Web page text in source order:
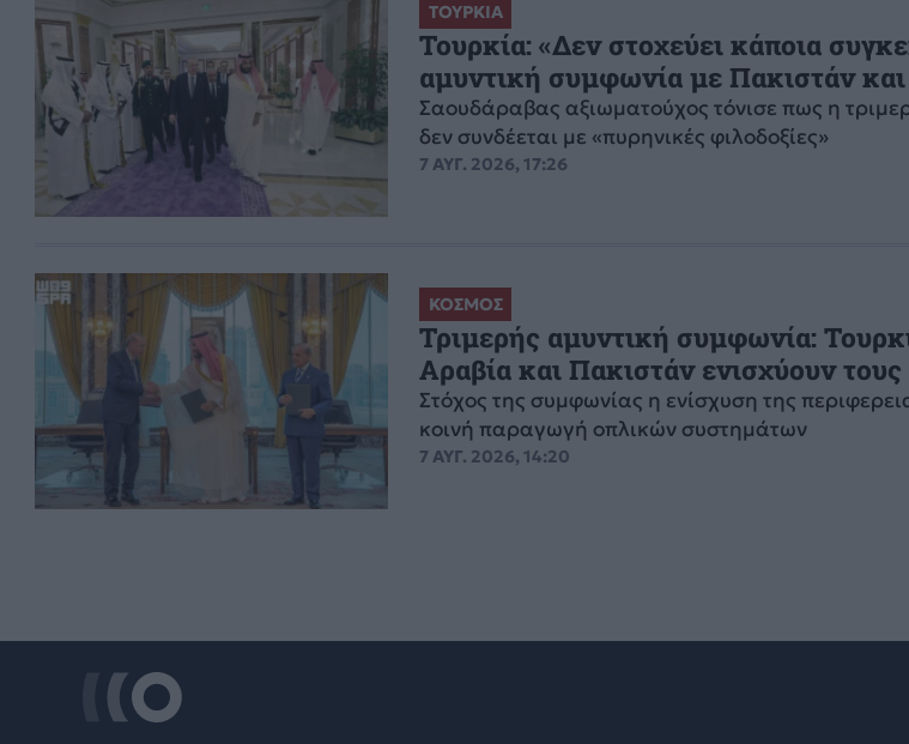
ΤΟΥΡΚΙΑ
Τουρκία: «Δεν στοχεύει κάποια
αμυντική συμφωνία με Πακιστάν
Σαουδάραβας αξιωματούχος τόνισε πως η
δεν συνδέεται με «πυρηνικές φιλοδοξίες»
7 ΑΥΓ. 2026, 17:26
ΚΟΣΜΟΣ
Τριμερής αμυντική συμφωνία:
Αραβία και Πακιστάν ενισχύουν
Στόχος της συμφωνίας η ενίσχυση της
κοινή παραγωγή οπλικών συστημάτων
7 ΑΥΓ. 2026, 14:20